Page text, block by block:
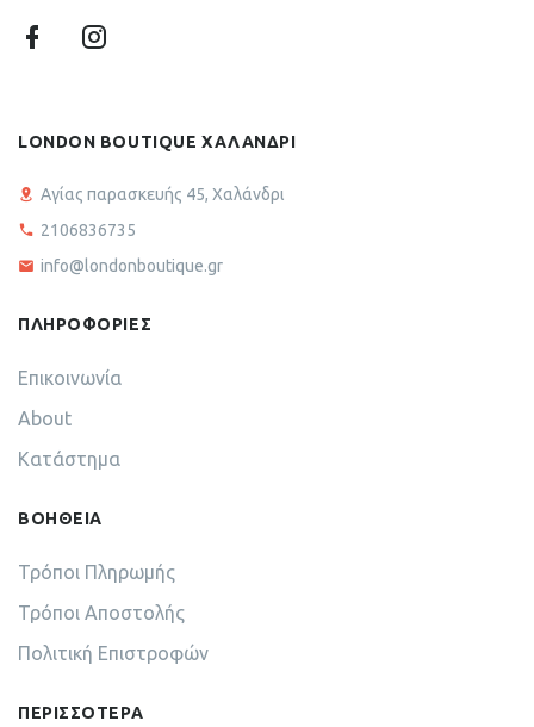
LONDON BOUTIQUE ΧΑΛΑΝΔΡΙ
Αγίας παρασκευής 45, Χαλάνδρι
2106836735
info@londonboutique.gr
ΠΛΗΡΟΦΟΡΙΕΣ
Επικοινωνία
About
Κατάστημα
ΒΟΗΘΕΙΑ
Τρόποι Πληρωμής
Τρόποι Αποστολής
Πολιτική Επιστροφών
ΠΕΡΙΣΣΟΤΕΡΑ